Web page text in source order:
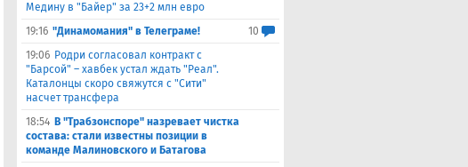
Медину в "Байер" за 23+2 млн евро
19:16 "Динамомания" в Телеграме!
10
19:06 Родри согласовал контракт с
"Барсой" – хавбек устал ждать "Реал".
Каталонцы скоро свяжутся с "Сити"
насчет трансфера
18:54 В "Трабзонспоре" назревает чистка
состава: стали известны позиции в
команде Малиновского и Батагова